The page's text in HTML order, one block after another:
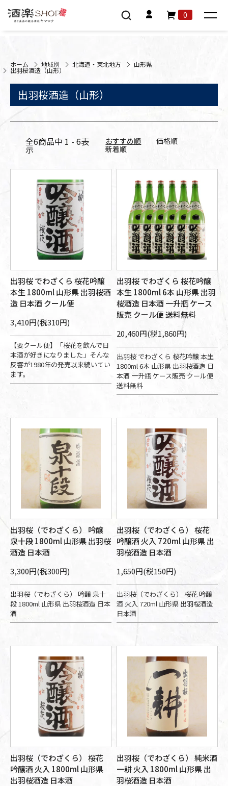
0
ホーム 地域別 北海道・東北地方 山形県
出羽桜酒造（山形）
出羽桜酒造（山形）
全6商品中 1 - 6表
示
おすすめ順
価格順
新着順
出羽桜 でわざくら 桜花吟醸
本生 1800ml 山形県 出羽桜酒
造 日本酒 クール便
3,410円(税310円)
【要クール便】「桜花を飲んで日
本酒が好きになりました」そんな
反響が1980年の発売以来続いてい
ます。
出羽桜 でわざくら 桜花吟醸
本生 1800ml 6本 山形県 出羽
桜酒造 日本酒 一升瓶 ケース
販売 クール便 送料無料
20,460円(税1,860円)
出羽桜 でわざくら 桜花吟醸 本生
1800ml 6本 山形県 出羽桜酒造 日
本酒 一升瓶 ケース販売 クール便
送料無料
出羽桜（でわざくら） 吟醸
泉十段 1800ml 山形県 出羽桜
酒造 日本酒
3,300円(税300円)
出羽桜（でわざくら） 吟醸 泉十
段 1800ml 山形県 出羽桜酒造 日本
酒
出羽桜（でわざくら） 桜花
吟醸酒 火入 720ml 山形県 出
羽桜酒造 日本酒
1,650円(税150円)
出羽桜（でわざくら） 桜花 吟醸
酒 火入 720ml 山形県 出羽桜酒造
日本酒
出羽桜（でわざくら） 桜花
吟醸酒 火入 1800ml 山形県
出羽桜酒造 日本酒
出羽桜（でわざくら） 純米酒
一耕 火入 1800ml 山形県 出
羽桜酒造 日本酒